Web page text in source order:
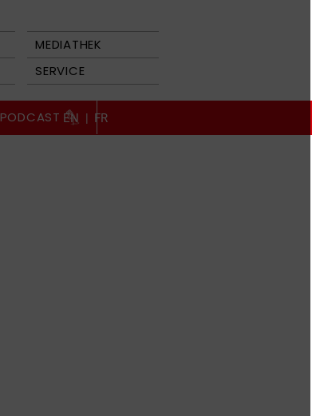
MEDIATHEK
SERVICE
PODCAST EN | FR